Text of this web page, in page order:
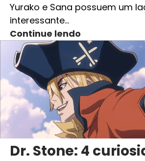
Yurako e Sana possuem um
interessante…
Continue lendo
Dr. Stone: 4